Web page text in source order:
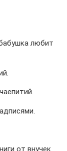
любит
от внучек